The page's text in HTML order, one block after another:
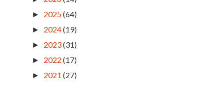
► 2025(64)
► 2024(19)
► 2023(31)
► 2022 (17)
► 2021 (27)